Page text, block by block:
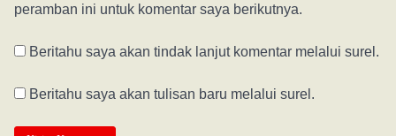
peramban ini untuk komentar saya berikutnya.
Beritahu saya akan tindak lanjut komentar melalui surel.
Beritahu saya akan tulisan baru melalui surel.